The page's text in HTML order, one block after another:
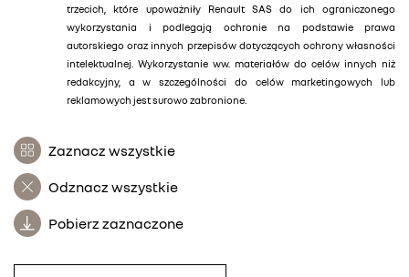
trzecich, które upoważniły Renault SAS do ich ograniczonego
wykorzystania i podlegają ochronie na podstawie prawa
autorskiego oraz innych przepisów dotyczących ochrony własności
intelektualnej. Wykorzystanie ww. materiałów do celów innych niż
redakcyjny, a w szczególności do celów marketingowych lub
reklamowych jest surowo zabronione.
Zaznacz wszystkie
Odznacz wszystkie
Pobierz zaznaczone